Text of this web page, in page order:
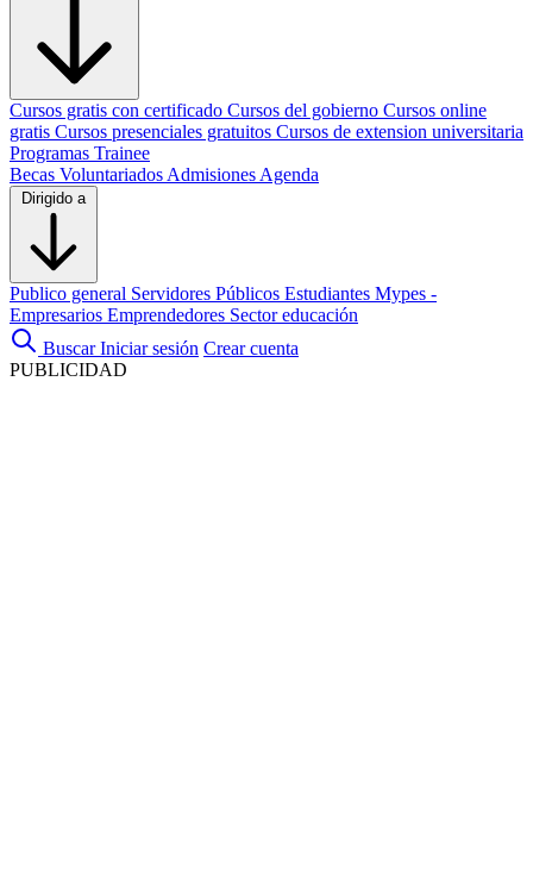
Cursos gratis con certificado Cursos del gobierno Cursos online
gratis Cursos presenciales gratuitos Cursos de extension universitaria
Programas Trainee
Becas Voluntariados Admisiones Agenda
Dirigido a
Publico general Servidores Públicos Estudiantes Mypes -
Empresarios Emprendedores Sector educación
Buscar Iniciar sesión Crear cuenta
PUBLICIDAD